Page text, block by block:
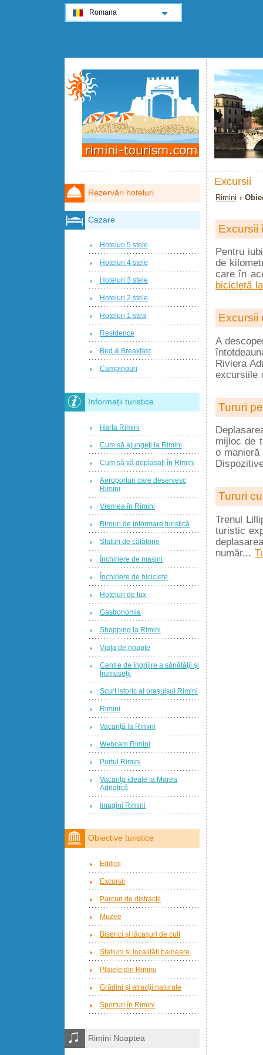
Excursii
Rimini ›
Excursii
Pentru
de
care în
bicicletă
Excursii
A
Riviera
excursiile
Tururi
mijloc de
o
Tururi
Trenul
turistic
număr...
Rezervări hoteluri
Cazare
Hoteluri 5 stele
Hoteluri 4 stele
Hoteluri 3 stele
Hoteluri 2 stele
Hoteluri 1 stea
Residence
Bed & Breakfast
Campinguri
Informații turistice
Harta Rimini
Cum să ajungeţi la Rimini
Cum să vă deplasaţi în Rimini
Aeroporturi care deservesc
Rimini
Vremea în Rimini
Birouri de informare turistică
Sfaturi de călătorie
Închiriere de maşini
Închiriere de biciclete
Hoteluri de lux
Gastronomia
Shopping la Rimini
Viaţa de noapte
Centre de îngrijire a sănătăţii şi
frumuseţii
Scurt istoric al oraşulşui Rimini
Rimini
Vacanță la Rimini
Webcam Rimini
Portul Rimini
Vacanţa ideale la Marea
Adriatică
Imagini Rimini
Obiective turistice
Edificii
Excursii
Parcuri de distractii
Muzee
Biserici și lăcașuri de cult
Stațiuni și localități balneare
Plajele din Rimini
Grădini şi atracţii naturale
Sporturi în Rimini
Rimini Noaptea
Romana